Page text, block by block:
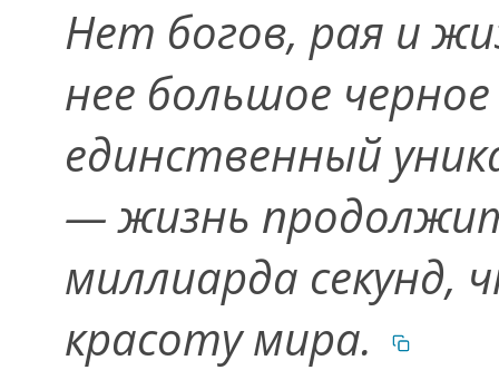
Нет богов, рая и
нее большое
единственный
— жизнь
миллиарда секунд,
красоту мира.